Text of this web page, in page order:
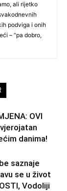
ali rijetko
podviga i onih
– “pa dobro,
OVI
danima!
saznaje
se u život
Vodoliji